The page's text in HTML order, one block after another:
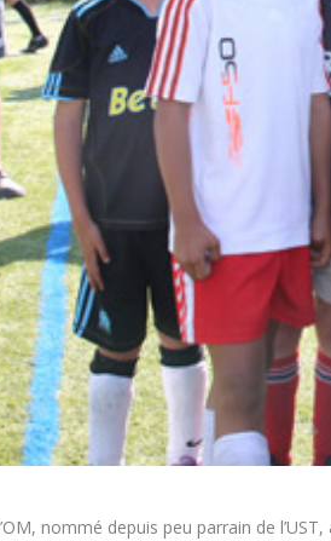
nommé depuis peu parrain de